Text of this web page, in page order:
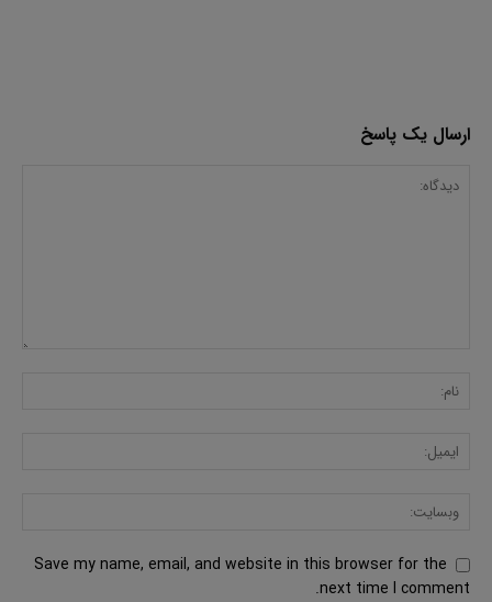
ارسال یک پاسخ
Save my name, email, and website in this browser for the
next time I comment.